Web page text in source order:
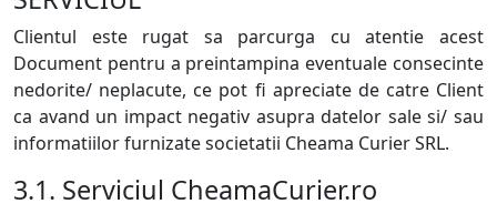
Clientul este rugat sa parcurga cu atentie acest
Document pentru a preintampina eventuale consecinte
nedorite/ neplacute, ce pot fi apreciate de catre Client
ca avand un impact negativ asupra datelor sale si/ sau
informatiilor furnizate societatii Cheama Curier SRL.
3.1. Serviciul CheamaCurier.ro